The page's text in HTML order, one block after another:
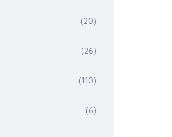
(20)
(26)
(110)
(6)